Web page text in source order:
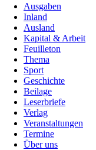
Ausgaben
Inland
Ausland
Kapital & Arbeit
Feuilleton
Thema
Sport
Geschichte
Beilage
Leserbriefe
Verlag
Veranstaltungen
Termine
Über uns